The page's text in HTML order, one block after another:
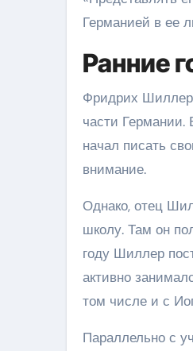
Германией в ее
Ранние
Фридрих Шиллер
части Германии.
начал писать
внимание.
Однако, отец
школу. Там он
году Шиллер
активно
том числе и с
Параллельно с